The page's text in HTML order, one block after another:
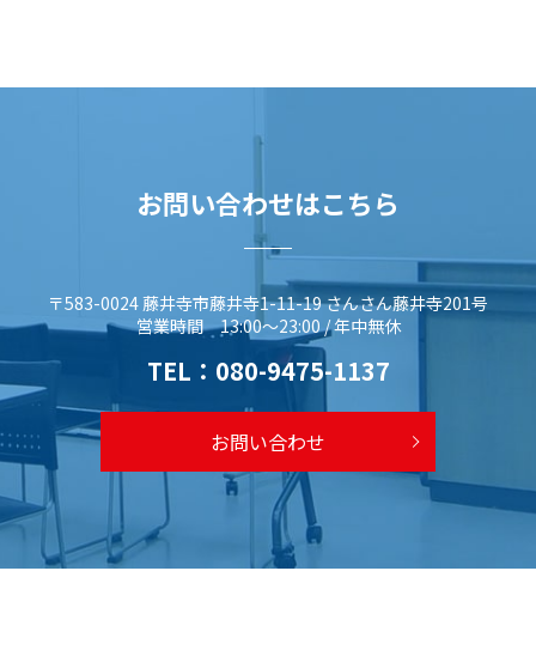
お問い合わせはこちら
〒583-0024 藤井寺市藤井寺1-11-19 さんさん藤井寺201号
営業時間 13:00～23:00 / 年中無休
TEL： 080-9475-1137
お問い合わせ